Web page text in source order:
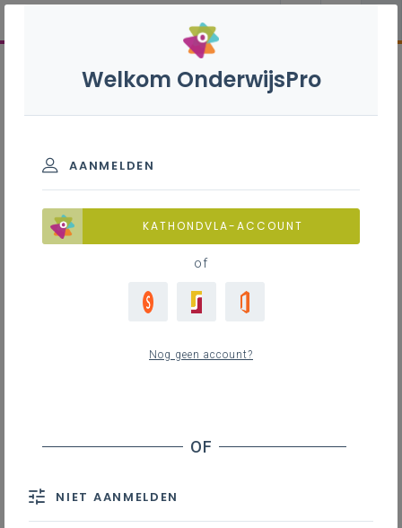
Welkom OnderwijsPro
AANMELDEN
KATHONDVLA-ACCOUNT
of
Nog geen account?
NIET AANMELDEN